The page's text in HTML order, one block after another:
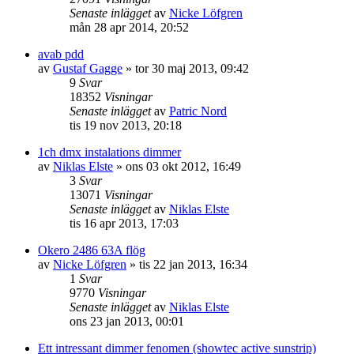
Senaste inläggetav Nicke Löfgren
mån 28 apr 2014, 20:52
avab pdd
av Gustaf Gagge » tor 30 maj 2013, 09:42
9 Svar
18352 Visningar
Senaste inläggetav Patric Nord
tis 19 nov 2013, 20:18
1ch dmx instalations dimmer
av Niklas Elste » ons 03 okt 2012, 16:49
3 Svar
13071 Visningar
Senaste inläggetav Niklas Elste
tis 16 apr 2013, 17:03
Okero 2486 63A flög
av Nicke Löfgren » tis 22 jan 2013, 16:34
1 Svar
9770 Visningar
Senaste inläggetav Niklas Elste
ons 23 jan 2013, 00:01
Ett intressant dimmer fenomen (showtec active sunstrip)